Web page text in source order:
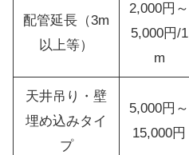
配管延長（3m
以上等）
2,000円～
5,000円/1
m
天井吊り・壁
埋め込みタイ
プ
5,000円～
15,000円